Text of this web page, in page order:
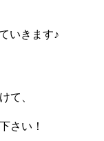
いきます♪
て、
さい！